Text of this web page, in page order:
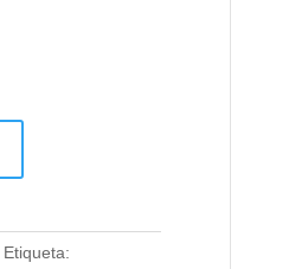
Etiqueta: